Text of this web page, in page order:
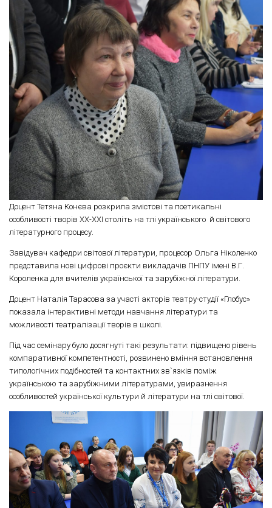
Доцент Тетяна Конєва розкрила змістові та поетикальні
особливості творів ХХ-ХХІ століть на тлі українського й світового
літературного процесу.
Завідувач кафедри світової літератури, процесор Ольга Ніколенко
представила нові цифрові проєкти викладачів ПНПУ імені В.Г.
Короленка для вчителів української та зарубіжної літератури.
Доцент Наталія Тарасова за участі акторів театру-студії «Глобус»
показала інтерактивні методи навчання літератури та
можливості театралізації творів в школі.
Під час семінару було досягнуті такі результати: підвищено рівень
компаративної компетентності, розвинено вміння встановлення
типологічних подібностей та контактних зв`язків поміж
українською та зарубіжними літературами, увиразнення
особливостей української культури й літератури на тлі світової.